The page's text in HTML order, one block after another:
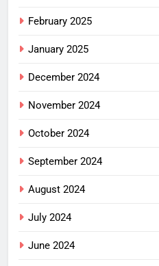
February 2025
January 2025
December 2024
November 2024
October 2024
September 2024
August 2024
July 2024
June 2024